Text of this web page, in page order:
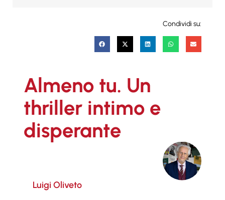
Condividi su:
Almeno tu. Un
thriller intimo e
disperante
Luigi Oliveto